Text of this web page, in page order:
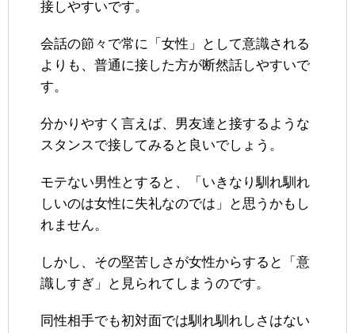
接しやすいです。
会話の節々で常に「女性」として意識される
よりも、普通に接した方が断然話しやすいで
す。
分かりやすく言えば、男友達と接するような
スタンスで接してみると良いでしょう。
モテない男性とすると、「いきなり馴れ馴れ
しいのは女性に失礼なのでは」と思うかもし
れません。
しかし、その堅苦しさが女性からすると「意
識しすぎ」と見られてしまうのです。
同性相手でも初対面では馴れ馴れしさはない